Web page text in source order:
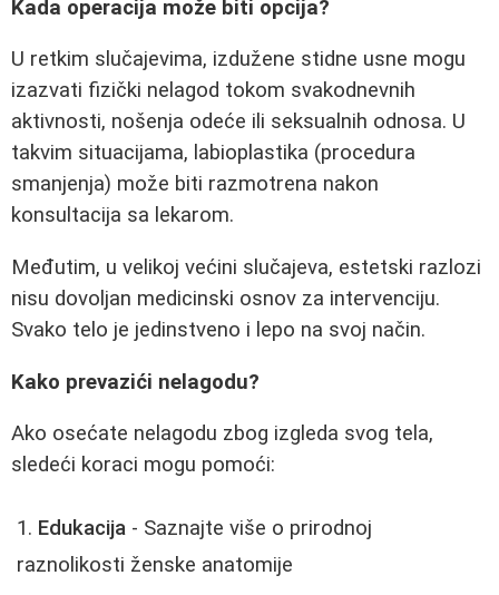
Kada operacija može biti opcija?
U retkim slučajevima, izdužene stidne usne mogu
izazvati fizički nelagod tokom svakodnevnih
aktivnosti, nošenja odeće ili seksualnih odnosa. U
takvim situacijama, labioplastika (procedura
smanjenja) može biti razmotrena nakon
konsultacija sa lekarom.
Međutim, u velikoj većini slučajeva, estetski razlozi
nisu dovoljan medicinski osnov za intervenciju.
Svako telo je jedinstveno i lepo na svoj način.
Kako prevazići nelagodu?
Ako osećate nelagodu zbog izgleda svog tela,
sledeći koraci mogu pomoći:
Edukacija - Saznajte više o prirodnoj
raznolikosti ženske anatomije